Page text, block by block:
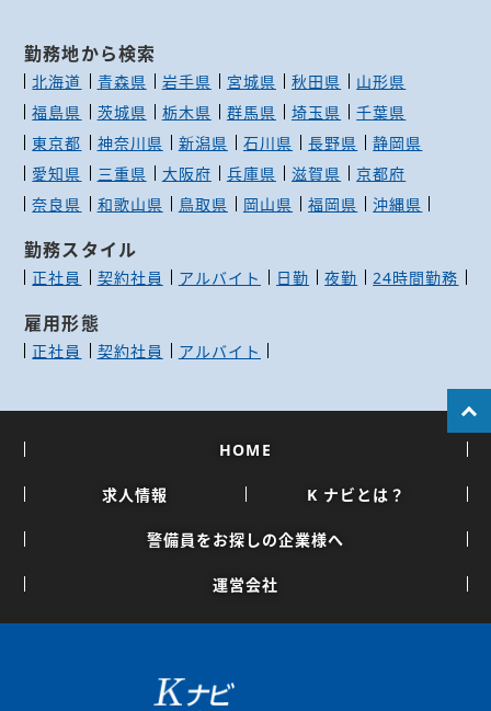
勤務地から検索
北海道 青森県 岩手県 宮城県 秋田県
山形県
福島県
茨城県 栃木県 群馬県 埼玉県
千葉県
東京都
神奈川県 新潟県 石川県 長野県
静岡県
愛知県
三重県 大阪府 兵庫県 滋賀県
京都府
奈良県
和歌山県 鳥取県 岡山県 福岡県 沖縄県
勤務スタイル
正社員 契約社員 アルバイト 日勤 夜勤 24時間勤務
雇用形態
正社員 契約社員 アルバイト
HOME
求人情報 K ナビとは？
警備員をお探しの企業様へ
運営会社